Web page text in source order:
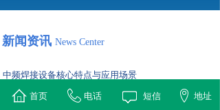
新闻资讯 News Center
中频焊接设备核心特点与应用场景
2026-01-04
中频焊接设备是一种利用中频（通常1-10 kHz）感应加热原
首页 电话 短信 地址